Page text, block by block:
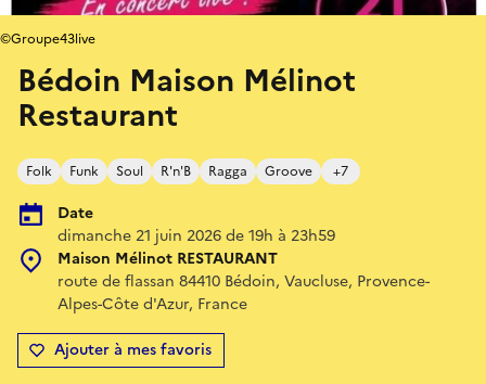
Bédoin Maison Mélinot
Restaurant
Folk Funk Soul R'n'B Ragga Groove +7
Date
dimanche 21 juin 2026 de 19h à 23h59
Maison Mélinot RESTAURANT
route de flassan 84410 Bédoin, Vaucluse, Provence-
Alpes-Côte d'Azur, France
Ajouter à mes favoris
©Groupe43live